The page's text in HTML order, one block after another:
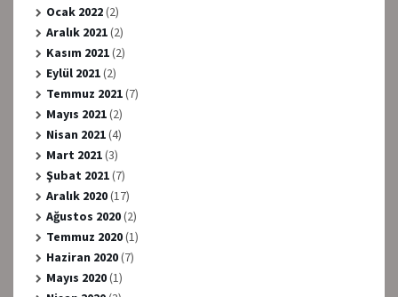
Ocak 2022(2)
Aralık 2021(2)
Kasım 2021(2)
Eylül 2021(2)
Temmuz 2021(7)
Mayıs 2021(2)
Nisan 2021(4)
Mart 2021(3)
Şubat 2021(7)
Aralık 2020(17)
Ağustos 2020(2)
Temmuz 2020(1)
Haziran 2020(7)
Mayıs 2020(1)